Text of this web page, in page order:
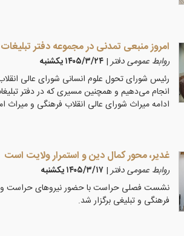
امروز منبعی تمدنی در مجموعه دفتر
روابط عمومی دفتر| ۱۴۰۵/۳/۲۴ يكشنبه
رئیس شورای تحول علوم انسانی شورای عالی
انجام می‌دهیم و همچنین مسیری که در دفتر
ادامه میراث شورای عالی انقلاب فرهنگی و میراث
غدیر، محور کمال دین و استمرار ولایت است
روابط عمومی دفتر| ۱۴۰۵/۳/۱۷ يكشنبه
نشست فصلی حراست با حضور نیروهای حراست و
فرهنگی و تبلیغی برگزار شد.